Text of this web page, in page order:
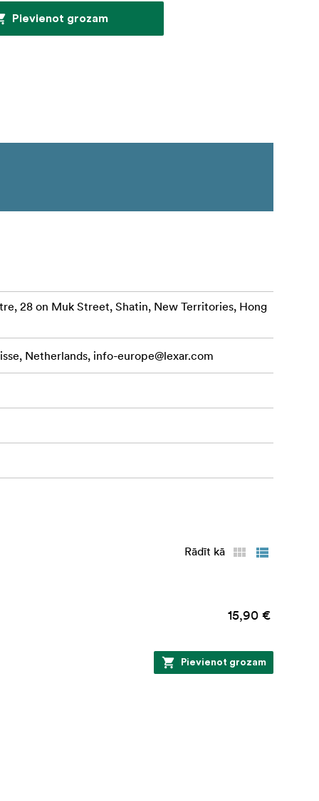
Pievienot grozam
28 on Muk Street, Shatin, New Territories, Hong
Netherlands, info-europe@lexar.com
Rādīt kā
15,90 €
Pievienot grozam